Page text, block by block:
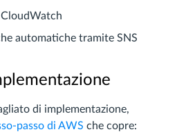
automatiche tramite SNS
di implementazione,
passo di AWS che copre: